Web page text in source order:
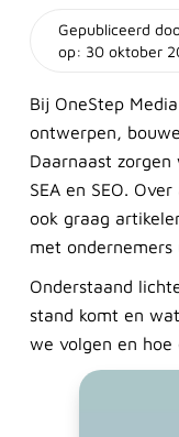
Gepubliceerd
op: 30 oktober
Bij OneStep
ontwerpen,
Daarnaast
SEA en SEO.
ook graag
met
Onderstaand
stand komt en
we volgen en